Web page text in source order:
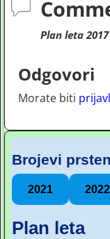
Plan leta 2017
Odgovori
Morate biti
Brojevi
2021 2022
Plan leta